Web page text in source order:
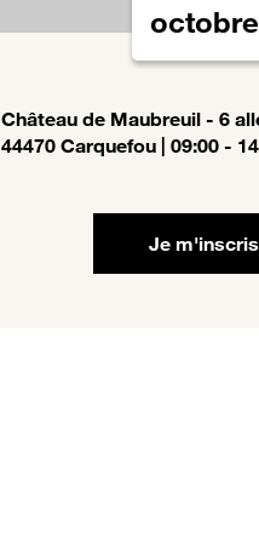
octobre
Château de Maubreuil - 6
44470 Carquefou | 09:00 -
Je m'inscris